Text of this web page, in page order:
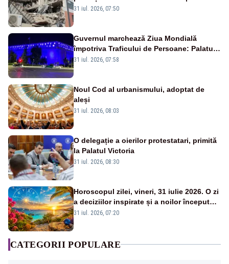
31 iul. 2026, 07:50
Guvernul marchează Ziua Mondială
împotriva Traficului de Persoane: Palatul
Victoria, iluminat în albastru
31 iul. 2026, 07:58
Noul Cod al urbanismului, adoptat de
aleși
31 iul. 2026, 08:03
O delegație a oierilor protestatari, primită
la Palatul Victoria
31 iul. 2026, 08:30
Horoscopul zilei, vineri, 31 iulie 2026. O zi
a deciziilor inspirate și a noilor începuturi.
Vezi zodiile vizate
31 iul. 2026, 07:20
CATEGORII POPULARE